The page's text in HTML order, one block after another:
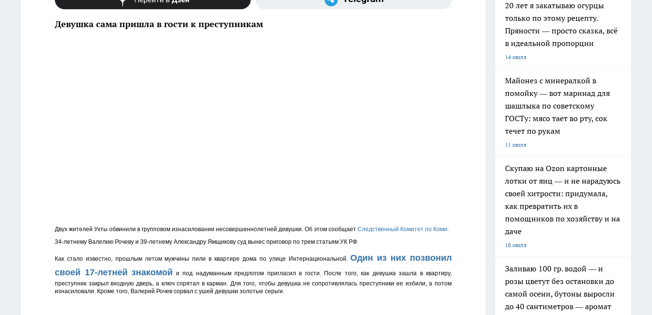
Девушка сама пришла в гости к преступникам
Двух жителей Ухты обвинили в групповом изнасиловании несовершеннолетней девушки. Об этом сообщает Следственный Комитет по Коми.
34-летнему Валелию Рочеву и 39-летнему Александру Ямщикову суд вынес приговор по трем статьям УК РФ.
Как стало известно, прошлым летом мужчины пили в квартире дома по улице Интернациональной.Один из них позвонил
своей 17-летней знакомой и под надуманным предлогом пригласил в гости. После того, как девушка зашла в квартиру,
преступник закрыл входную дверь, а ключ спрятал в карман. Для того, чтобы девушка не сопротивлялась преступники ее избили, а потом
изнасиловали. Кроме того, Валерий Рочев сорвал с ушей девушки золотые серьги.
20 лет я закатываю огурцы
только по этому рецепту.
Пряности — просто сказка, всё
в идеальной пропорции
14 июля
Майонез с минералкой в
помойку — вот маринад для
шашлыка по советскому
ГОСТу: мясо тает во рту, сок
течет по рукам
11 июля
Скупаю на Ozon картонные
лотки от яиц — и не нарадуюсь
своей хитрости: придумала,
как превратить их в
помощников по хозяйству и на
даче
18 июля
Заливаю 100 гр. водой — и
розы цветут без остановки до
самой осени, бутоны выросли
до 40 сантиметров — аромат